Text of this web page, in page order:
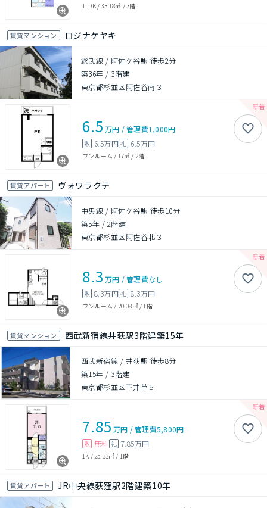
1LDK/33.18㎡ /3階
賃貸マンション ロジナケヤキ
総武線 / 阿佐ケ谷駅 徒歩2分
築36年 / 3階建
東京都杉並区阿佐谷南３
6.5 万円 /管理費1,000円
敷 6.5万円礼 6.5万円
ワンルーム / 17㎡ / 2階
賃貸アパート ヴォワラクテ
中央線 / 阿佐ケ谷駅 徒歩10分
築5年 / 2階建
東京都杉並区阿佐谷北３
8.3 万円 /管理費なし
敷 8.3万円礼 8.3万円
ワンルーム / 20.08㎡/ 1階
賃貸マンション 西武新宿線井荻駅3階建築15年
西武新宿線 / 井荻駅 徒歩8分
築15年 / 3階建
東京都杉並区下井草５
7.85 万円 /管理費5,800円
敷 無料 礼 7.85万円
1K / 25.33㎡ / 1階
賃貸アパート JR中央線荻窪駅2階建築10年